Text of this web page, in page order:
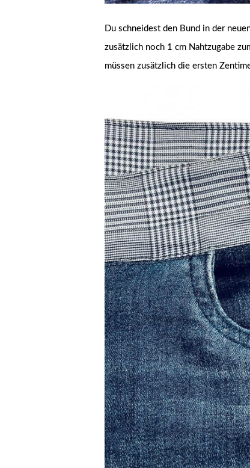
Du schneidest den Bund in der
zusätzlich noch 1 cm Nahtzugabe
müssen zusätzlich die ersten